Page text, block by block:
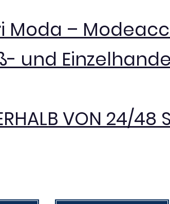
Moda –
und
VON 24/48